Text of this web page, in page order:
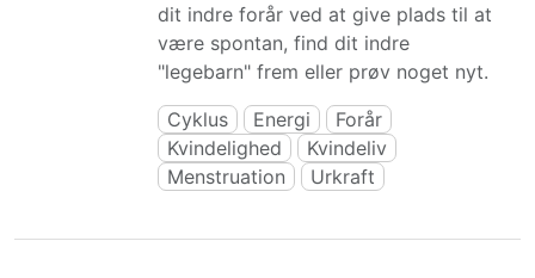
dit indre forår ved at give plads til at
være spontan, find dit indre
"legebarn" frem eller prøv noget nyt.
Cyklus
Energi
Forår
Kvindelighed
Kvindeliv
Menstruation
Urkraft